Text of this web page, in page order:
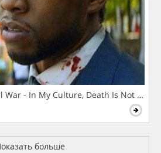
War - In My Culture, Death Is Not The
больше